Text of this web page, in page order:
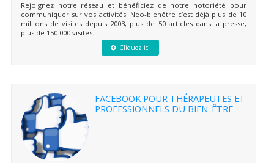
Rejoignez notre réseau et bénéficiez de notre notoriété pour
communiquer sur vos activités. Neo-bienêtre c’est déjà plus de 10
millions de visites depuis 2003, plus de 50 articles dans la presse,
plus de 150 000 visites...
Cliquez ici
FACEBOOK POUR THÉRAPEUTES ET
PROFESSIONNELS DU BIEN-ÊTRE